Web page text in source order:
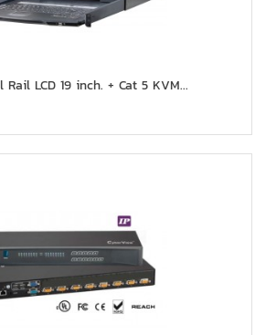
LCD 19 inch. + Cat 5 KVM...